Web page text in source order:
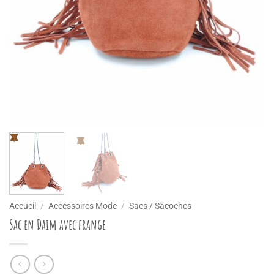
Accueil / Accessoires Mode / Sacs / Sacoches
Sac en Daim avec frange